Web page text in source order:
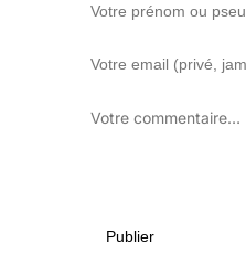
Publier